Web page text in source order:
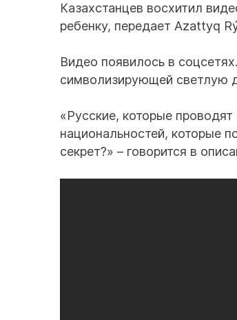
Казахстанцев восхитил
ребенку, передает Azattyq
Видео появилось в
символизирующей светлую
«Русские, которые
национальностей, которые
секрет?» – говорится в